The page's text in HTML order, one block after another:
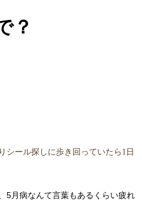
？
シール探しに歩き回っていたら1日
5月病なんて言葉もあるくらい疲れ